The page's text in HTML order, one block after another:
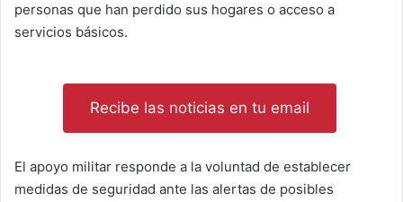
personas que han perdido sus hogares o acceso a
servicios básicos.
Recibe las noticias en tu email
El apoyo militar responde a la voluntad de establecer
medidas de seguridad ante las alertas de posibles